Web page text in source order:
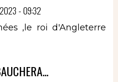
- 09:32
,le roi d'Angleterre